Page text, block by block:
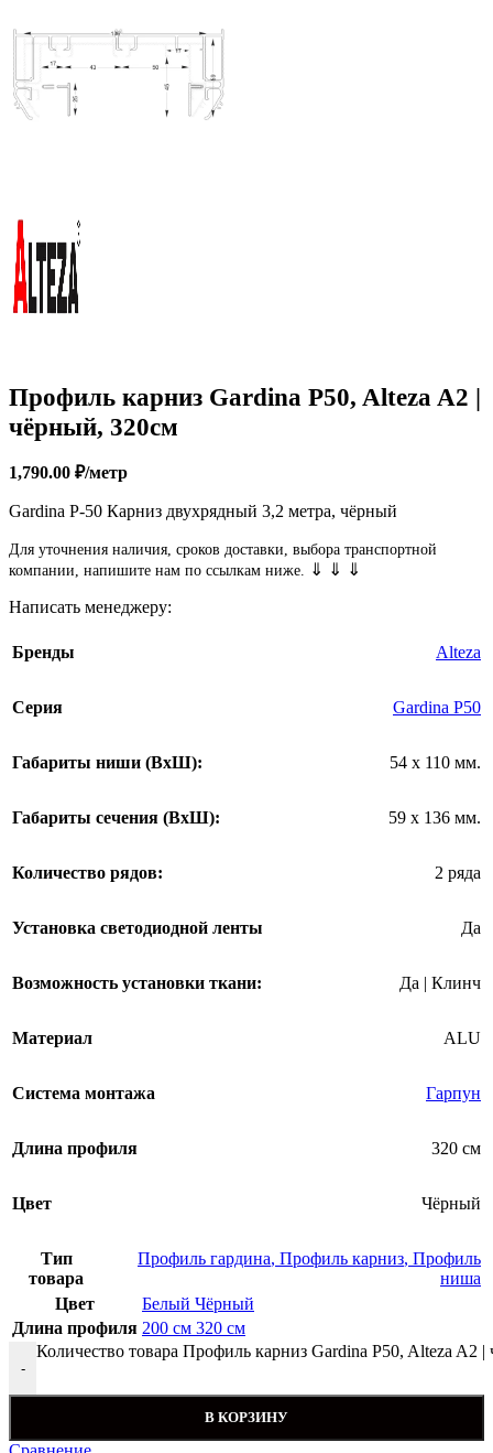
Профиль карниз Gardina P50, Alteza A2 |
чёрный, 320см
1,790.00 ₽/метр
Gardina P-50 Карниз двухрядный 3,2 метра, чёрный
Для уточнения наличия, сроков доставки, выбора транспортной
компании, напишите нам по ссылкам ниже. ⇓ ⇓ ⇓
Написать менеджеру:
Бренды Alteza
Серия Gardina P50
Габариты ниши (ВхШ): 54 х 110 мм.
Габариты сечения (ВхШ): 59 х 136 мм.
Количество рядов: 2 ряда
Установка светодиодной ленты Да
Возможность установки ткани: Да | Клинч
Материал ALU
Система монтажа Гарпун
Длина профиля 320 см
Цвет Чёрный
Тип
товара
Профиль гардина, Профиль карниз, Профиль
ниша
Цвет
Белый Чёрный
Длина профиля 200 см 320 см
-
Количество товара Профиль карниз Gardina P50, Alteza A2
В КОРЗИНУ